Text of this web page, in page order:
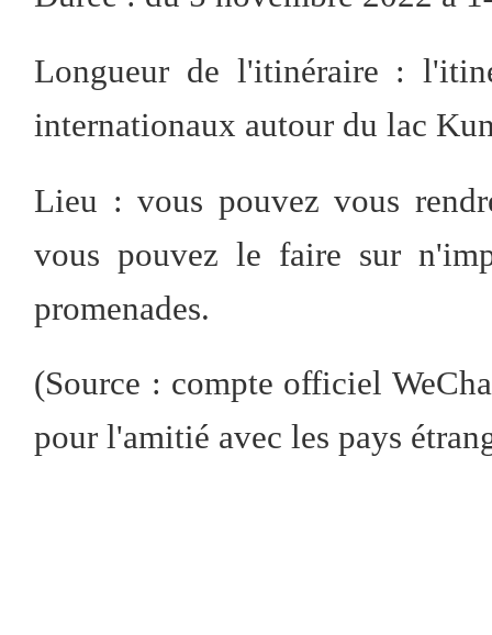
Longueur de l'itinéraire :
internationaux autour du lac
Lieu : vous pouvez vous
vous pouvez le faire sur
promenades.
(Source : compte officiel
pour l'amitié avec les pays